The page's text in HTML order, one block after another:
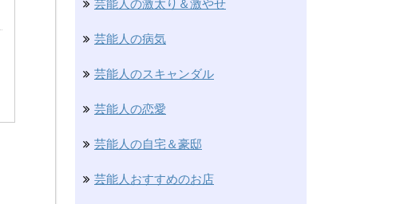
芸能人の激太り＆激やせ
芸能人の病気
芸能人のスキャンダル
芸能人の恋愛
芸能人の自宅＆豪邸
芸能人おすすめのお店